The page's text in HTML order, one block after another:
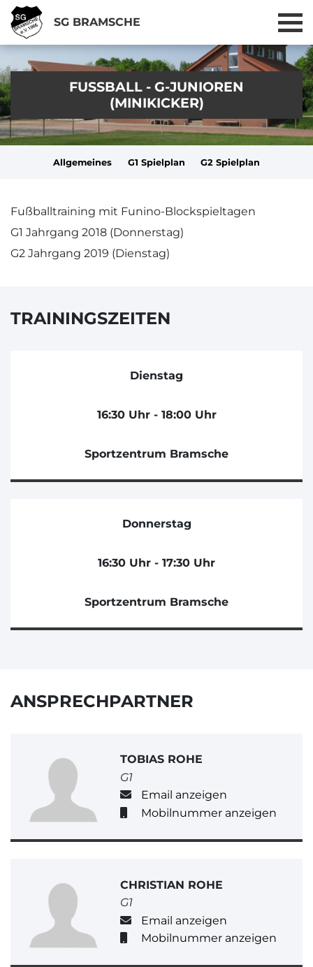
SG BRAMSCHE
FUSSBALL - G-JUNIOREN
(MINIKICKER)
Allgemeines G1 Spielplan G2 Spielplan
Fußballtraining mit Funino-Blockspieltagen
G1 Jahrgang 2018 (Donnerstag)
G2 Jahrgang 2019 (Dienstag)
TRAININGSZEITEN
Dienstag
16:30 Uhr - 18:00 Uhr
Sportzentrum Bramsche
Donnerstag
16:30 Uhr - 17:30 Uhr
Sportzentrum Bramsche
ANSPRECHPARTNER
TOBIAS ROHE
G1
Email anzeigen
Mobilnummer anzeigen
CHRISTIAN ROHE
G1
Email anzeigen
Mobilnummer anzeigen